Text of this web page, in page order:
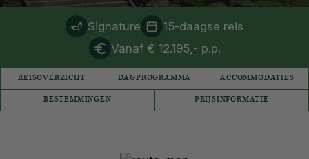
Signature
15-daagse reis
Vanaf € 12.195,- p.p.
REISOVERZICHT DAGPROGRAMMA ACCOMMODATIES
BESTEMMINGEN PRIJSINFORMATIE